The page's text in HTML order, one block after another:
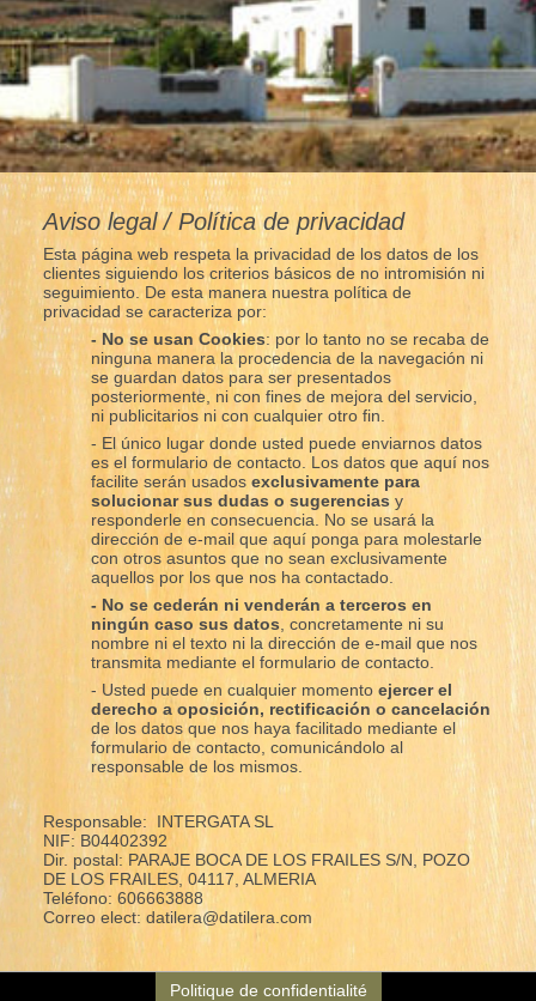
Aviso legal / Política de privacidad
Esta página web respeta la privacidad de los datos de los
clientes siguiendo los criterios básicos de no intromisión ni
seguimiento. De esta manera nuestra política de
privacidad se caracteriza por:
- No se usan Cookies: por lo tanto no se recaba de
ninguna manera la procedencia de la navegación ni
se guardan datos para ser presentados
posteriormente, ni con fines de mejora del servicio,
ni publicitarios ni con cualquier otro fin.
- El único lugar donde usted puede enviarnos datos
es el formulario de contacto. Los datos que aquí nos
facilite serán usados exclusivamente para
solucionar sus dudas o sugerenciasy
responderle en consecuencia. No se usará la
dirección de e-mail que aquí ponga para molestarle
con otros asuntos que no sean exclusivamente
aquellos por los que nos ha contactado.
- No se cederán ni venderán a terceros en
ningún caso sus datos , concretamente ni su
nombre ni el texto ni la dirección de e-mail que nos
transmita mediante el formulario de contacto.
- Usted puede en cualquier momento ejercer el
derecho a oposición, rectificación o cancelación
de los datos que nos haya facilitado mediante el
formulario de contacto, comunicándolo al
responsable de los mismos.
Responsable: INTERGATA SL
NIF: B04402392
Dir. postal: PARAJE BOCA DE LOS FRAILES S/N, POZO
DE LOS FRAILES, 04117, ALMERIA
Teléfono: 606663888
Correo elect: datilera@datilera.com
Politique de confidentialité